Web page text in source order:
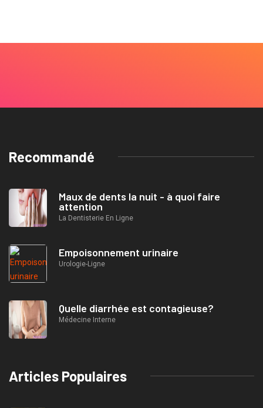
Recommandé
Maux de dents la nuit - à quoi faire
attention
La Dentisterie En Ligne
Empoisonnement urinaire
Urologie-Ligne
Quelle diarrhée est contagieuse?
Médecine Interne
Articles Populaires